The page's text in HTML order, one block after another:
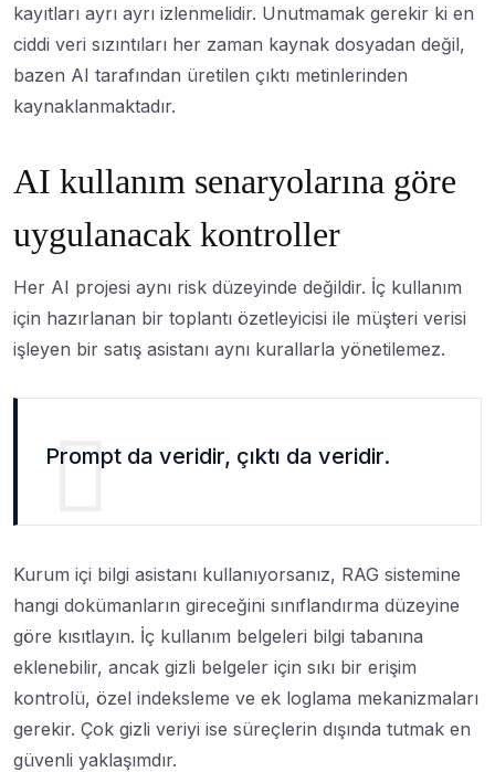
kayıtları ayrı ayrı izlenmelidir. Unutmamak gerekir ki en
ciddi veri sızıntıları her zaman kaynak dosyadan değil,
bazen AI tarafından üretilen çıktı metinlerinden
kaynaklanmaktadır.
AI kullanım senaryolarına göre
uygulanacak kontroller
Her AI projesi aynı risk düzeyinde değildir. İç kullanım
için hazırlanan bir toplantı özetleyicisi ile müşteri verisi
işleyen bir satış asistanı aynı kurallarla yönetilemez.
Prompt da veridir, çıktı da veridir.
Kurum içi bilgi asistanı kullanıyorsanız, RAG sistemine
hangi dokümanların gireceğini sınıflandırma düzeyine
göre kısıtlayın. İç kullanım belgeleri bilgi tabanına
eklenebilir, ancak gizli belgeler için sıkı bir erişim
kontrolü, özel indeksleme ve ek loglama mekanizmaları
gerekir. Çok gizli veriyi ise süreçlerin dışında tutmak en
güvenli yaklaşımdır.